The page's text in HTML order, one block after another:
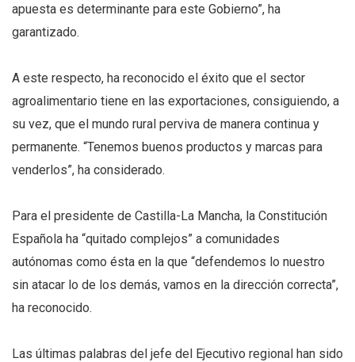
apuesta es determinante para este Gobierno”, ha
garantizado.
A este respecto, ha reconocido el éxito que el sector
agroalimentario tiene en las exportaciones, consiguiendo, a
su vez, que el mundo rural perviva de manera continua y
permanente. “Tenemos buenos productos y marcas para
venderlos”, ha considerado.
Para el presidente de Castilla-La Mancha, la Constitución
Española ha “quitado complejos” a comunidades
autónomas como ésta en la que “defendemos lo nuestro
sin atacar lo de los demás, vamos en la dirección correcta”,
ha reconocido.
Las últimas palabras del jefe del Ejecutivo regional han sido